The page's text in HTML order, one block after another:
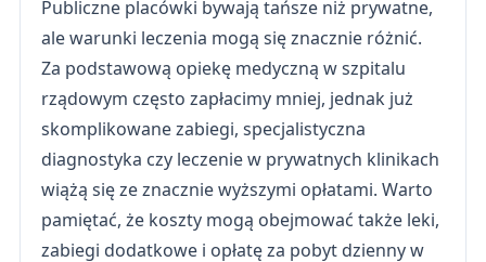
Publiczne placówki bywają tańsze niż prywatne,
ale warunki leczenia mogą się znacznie różnić.
Za podstawową opiekę medyczną w szpitalu
rządowym często zapłacimy mniej, jednak już
skomplikowane zabiegi, specjalistyczna
diagnostyka czy leczenie w prywatnych klinikach
wiążą się ze znacznie wyższymi opłatami. Warto
pamiętać, że koszty mogą obejmować także leki,
zabiegi dodatkowe i opłatę za pobyt dzienny w